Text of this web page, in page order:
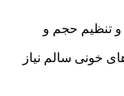
و تنظیم حجم و
خونی سالم نیاز